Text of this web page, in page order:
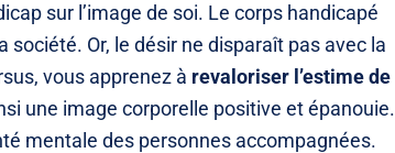
sur l’image de soi. Le corps handicapé
Or, le désir ne disparaît pas avec la
vous apprenez à revaloriser l’estime de
une image corporelle positive et épanouie.
mentale des personnes accompagnées.